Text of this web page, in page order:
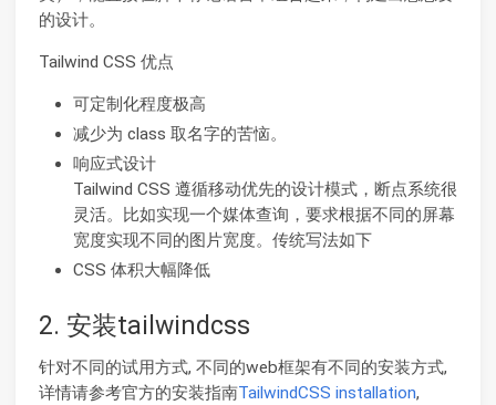
的设计。
Tailwind CSS 优点
可定制化程度极高
减少为 class 取名字的苦恼。
响应式设计
Tailwind CSS 遵循移动优先的设计模式，断点系统很
灵活。比如实现一个媒体查询，要求根据不同的屏幕
宽度实现不同的图片宽度。传统写法如下
CSS 体积大幅降低
2. 安装tailwindcss
针对不同的试用方式, 不同的web框架有不同的安装方式,
详情请参考官方的安装指南TailwindCSS installation,